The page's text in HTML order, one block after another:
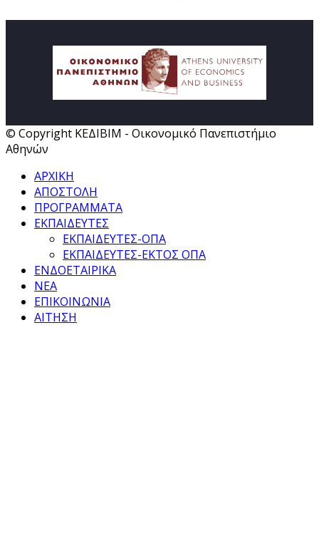
© Copyright ΚΕΔΙΒΙΜ - Οικονομικό Πανεπιστήμιο
Αθηνών
ΑΡΧΙΚΗ
ΑΠΟΣΤΟΛΗ
ΠΡΟΓΡΑΜΜΑΤΑ
ΕΚΠΑΙΔΕΥΤΕΣ
ΕΚΠΑΙΔΕΥΤΕΣ-ΟΠΑ
ΕΚΠΑΙΔΕΥΤΕΣ-ΕΚΤΟΣ ΟΠΑ
ΕΝΔΟΕΤΑΙΡΙΚΑ
ΝΕΑ
ΕΠΙΚΟΙΝΩΝΙΑ
ΑΙΤΗΣΗ